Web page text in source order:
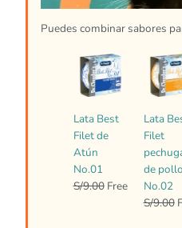
Puedes combinar sabores
Lata Best
Filet de
Atún
No.01
S/9.00
El
precio
original
S/9.00.
Free
precio
actual
Free.Lata
Filet
de pollo
No.02
S/9.00